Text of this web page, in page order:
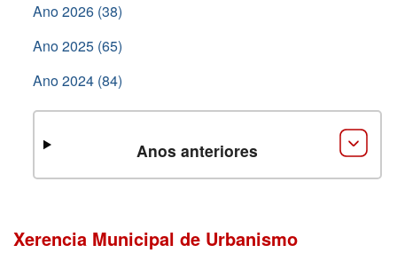
Ano 2026 (38)
Ano 2025 (65)
Ano 2024 (84)
Anos anteriores
Xerencia Municipal de Urbanismo